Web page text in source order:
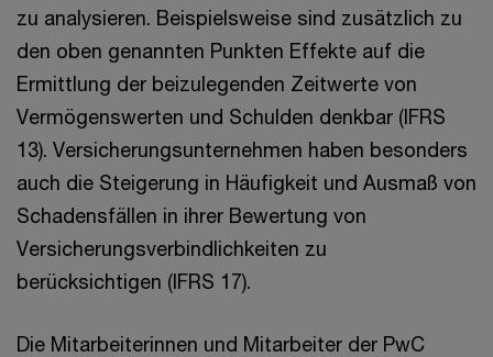
zu analysieren. Beispielsweise sind zusätzlich zu
den oben genannten Punkten Effekte auf die
Ermittlung der beizulegenden Zeitwerte von
Vermögenswerten und Schulden denkbar (IFRS
13). Versicherungsunternehmen haben besonders
auch die Steigerung in Häufigkeit und Ausmaß von
Schadensfällen in ihrer Bewertung von
Versicherungsverbindlichkeiten zu
berücksichtigen (IFRS 17).
Die Mitarbeiterinnen und Mitarbeiter der PwC